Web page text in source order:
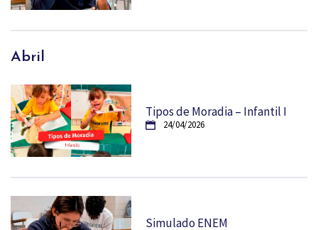
Abril
Tipos de Moradia – Infantil I
24/04/2026
Simulado ENEM